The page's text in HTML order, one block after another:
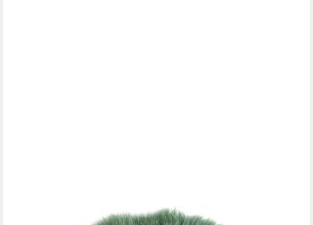
Stuhlkissen Sitzauflage Lammfell, ungepolstert, rund oder eckig,